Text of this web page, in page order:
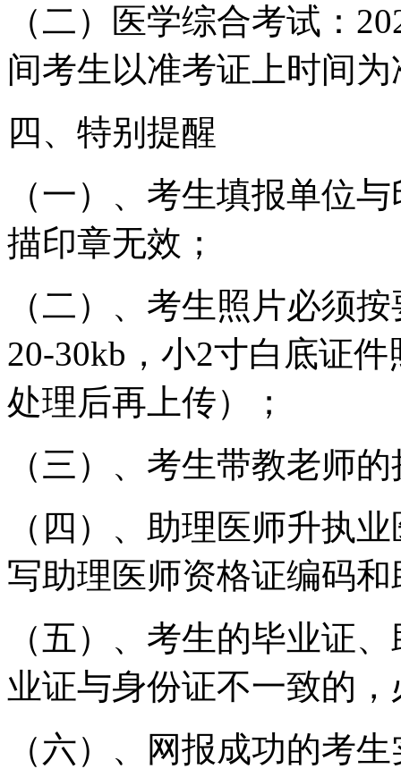
（二）医学综合考试：
间考生以准考证上时间为
四、特别提醒
（一） 、 考生填报单位
描印章无效；
（二） 、 考生照片必须
20-30kb ， 小2寸白底证件
处理后再上传）；
（三） 、 考生带教老师
（四） 、 助理医师升执
写助理医师资格证编码
（五） 、 考生的毕业证
业证与身份证不一致的
（六） 、网报成功的考